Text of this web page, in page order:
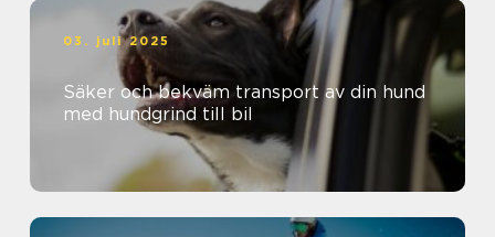
03. juli 2025
Säker och bekväm transport av din hund
med hundgrind till bil